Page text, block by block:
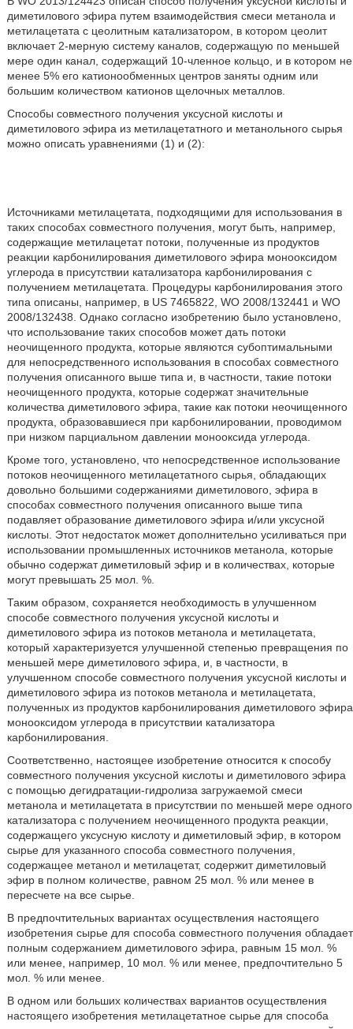
диметилового эфира путем взаимодействия смеси метанола и
метилацетата с цеолитным катализатором, в котором цеолит
включает 2-мерную систему каналов, содержащую по меньшей
мере один канал, содержащий 10-членное кольцо, и в котором не
менее 5% его катионообменных центров заняты одним или
большим количеством катионов щелочных металлов.
Способы совместного получения уксусной кислоты и
диметилового эфира из метилацетатного и метанольного сырья
можно описать уравнениями (1) и (2):
Источниками метилацетата, подходящими для использования в
таких способах совместного получения, могут быть, например,
содержащие метилацетат потоки, полученные из продуктов
реакции карбонилирования диметилового эфира монооксидом
углерода в присутствии катализатора карбонилирования с
получением метилацетата. Процедуры карбонилирования этого
типа описаны, например, в US 7465822, WO 2008/132441 и WO
2008/132438. Однако согласно изобретению было установлено,
что использование таких способов может дать потоки
неочищенного продукта, которые являются субоптимальными
для непосредственного использования в способах совместного
получения описанного выше типа и, в частности, такие потоки
неочищенного продукта, которые содержат значительные
количества диметилового эфира, такие как потоки неочищенного
продукта, образовавшиеся при карбонилировании, проводимом
при низком парциальном давлении монооксида углерода.
Кроме того, установлено, что непосредственное использование
потоков неочищенного метилацетатного сырья, обладающих
довольно большими содержаниями диметилового, эфира в
способах совместного получения описанного выше типа
подавляет образование диметилового эфира и/или уксусной
кислоты. Этот недостаток может дополнительно усиливаться при
использовании промышленных источников метанола, которые
обычно содержат диметиловый эфир и в количествах, которые
могут превышать 25 мол. %.
Таким образом, сохраняется необходимость в улучшенном
способе совместного получения уксусной кислоты и
диметилового эфира из потоков метанола и метилацетата,
который характеризуется улучшенной степенью превращения по
меньшей мере диметилового эфира, и, в частности, в
улучшенном способе совместного получения уксусной кислоты и
диметилового эфира из потоков метанола и метилацетата,
полученных из продуктов карбонилирования диметилового эфира
монооксидом углерода в присутствии катализатора
карбонилирования.
Соответственно, настоящее изобретение относится к способу
совместного получения уксусной кислоты и диметилового эфира
с помощью дегидратации-гидролиза загружаемой смеси
метанола и метилацетата в присутствии по меньшей мере одного
катализатора с получением неочищенного продукта реакции,
содержащего уксусную кислоту и диметиловый эфир, в котором
сырье для указанного способа совместного получения,
содержащее метанол и метилацетат, содержит диметиловый
эфир в полном количестве, равном 25 мол. % или менее в
пересчете на все сырье.
В предпочтительных вариантах осуществления настоящего
изобретения сырье для способа совместного получения обладает
полным содержанием диметилового эфира, равным 15 мол. %
или менее, например, 10 мол. % или менее, предпочтительно 5
мол. % или менее.
В одном или больших количествах вариантов осуществления
настоящего изобретения метилацетатное сырье для способа